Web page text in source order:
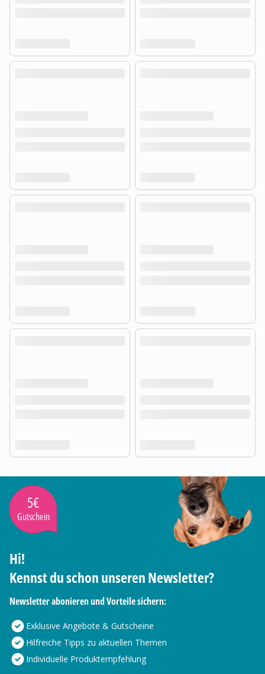
5€
Gutschein
Hi!
Kennst du schon unseren Newsletter?
Newsletter abonieren und Vorteile sichern:
Exklusive Angebote & Gutscheine
Hilfreiche Tipps zu aktuellen Themen
Individuelle Produktempfehlung